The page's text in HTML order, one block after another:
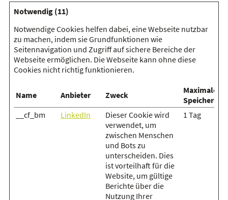
Notwendig (11)
Notwendige Cookies helfen dabei, eine Webseite nutzbar
zu machen, indem sie Grundfunktionen wie
Seitennavigation und Zugriff auf sichere Bereiche der
Webseite ermöglichen. Die Webseite kann ohne diese
Cookies nicht richtig funktionieren.
Name Anbieter Zweck
Maximale
__cf_bm
LinkedIn
Dieser Cookie wird
verwendet, um
zwischen Menschen
und Bots zu
unterscheiden. Dies
ist vorteilhaft für die
Website, um gültige
Berichte über die
Nutzung Ihrer
1 Tag